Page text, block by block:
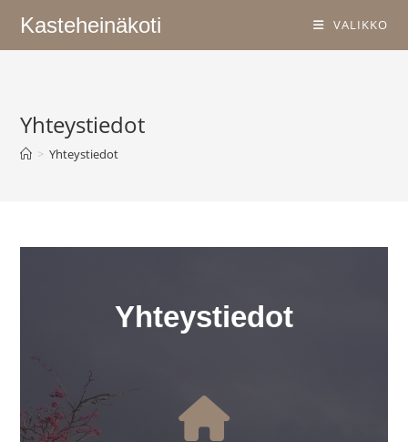
Kasteheinäkoti VALIKKO
Yhteystiedot
> Yhteystiedot
Yhteystiedot